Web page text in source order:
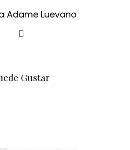
Adame Luevano
Gustar